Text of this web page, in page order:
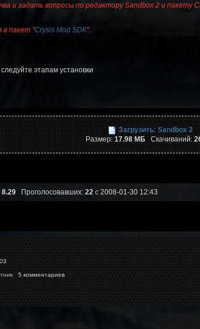
и задать вопросы по редактору Sandbox 2 и пакету
пакет "Crysis Mod SDK".
этапам установки
Загрузить: Sandbox 2
Размер:17.98 МБСкачиваний:
8.29Проголосовавших: 22 с 2008-01-30 12:43
5 комментариев